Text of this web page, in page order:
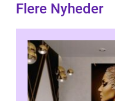
Flere Nyheder